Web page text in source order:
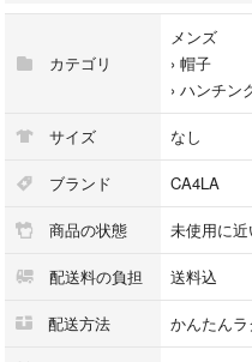
・サイズ : 約56〜58cm 伸縮性が
・着用回数 : 1,2回のみ
・コンディション : 超美品 ホー
✴️頭部トルソー頭囲 約58cmを
●簡易包装での発送の為 たたみ
解頂きましてご購入お願いいたし
カテゴリ
メンズ
› 帽子
› ハンチン
サイズ なし
ブランド CA4LA
商品の状態 未使用に
配送料の負担 送料込
配送方法 かんたん